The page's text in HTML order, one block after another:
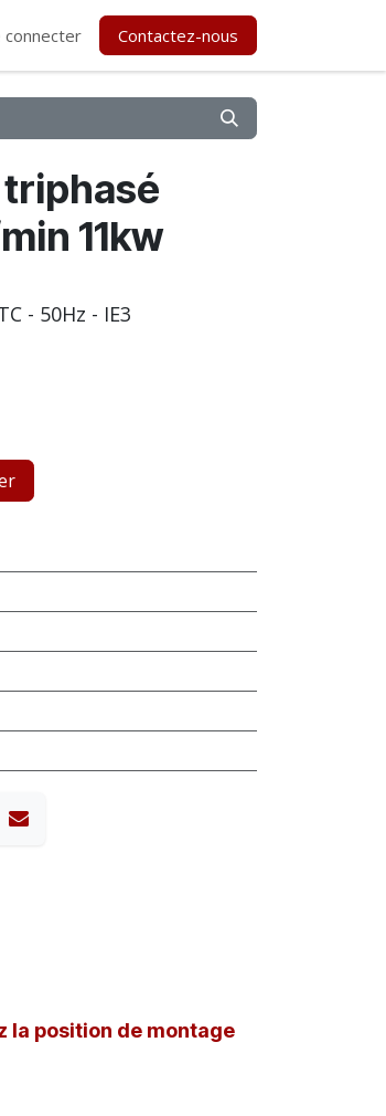
connecter Contactez-nous
11kw
- 50Hz - IE3
la position de montage